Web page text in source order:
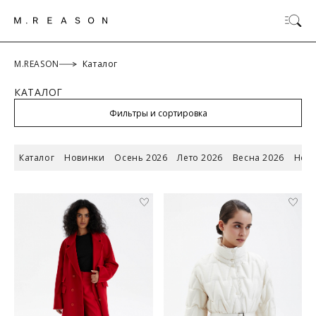
M.REASON Каталог
КАТАЛОГ
Фильтры и сортировка
Каталог Новинки Осень 2026 Лето 2026 Весна 2026
ОК